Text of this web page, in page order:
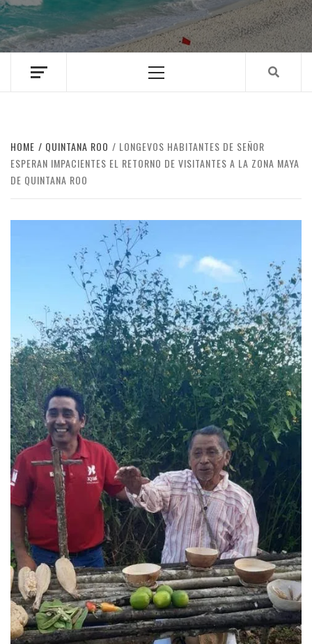
Menu
HOME QUINTANA ROO
LONGEVOS HABITANTES DE SEÑOR
ESPERAN IMPACIENTES EL RETORNO DE VISITANTES A LA ZONA MAYA
DE QUINTANA ROO